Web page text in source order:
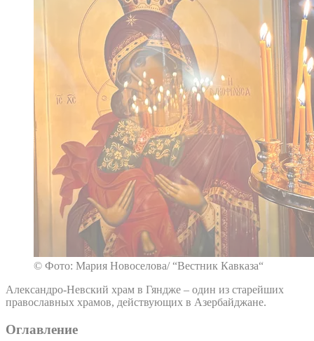
© Фото: Мария Новоселова/ “Вестник Кавказа“
Александро-Невский храм в Гяндже – один из старейших
православных храмов, действующих в Азербайджане.
Оглавление